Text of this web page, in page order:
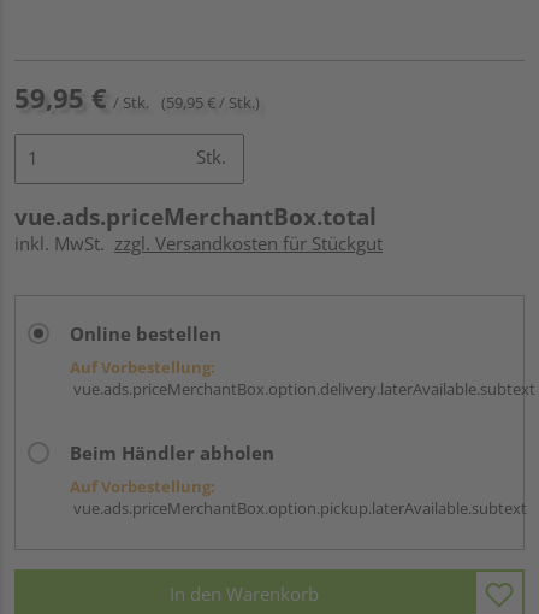
59,95 € / Stk. (59,95 € / Stk.)
Stk.
vue.ads.priceMerchantBox.total
inkl. MwSt. zzgl. Versandkosten für Stückgut
Online bestellen
Auf Vorbestellung:
vue.ads.priceMerchantBox.option.delivery.laterAvailable.subtext
Beim Händler abholen
Auf Vorbestellung:
vue.ads.priceMerchantBox.option.pickup.laterAvailable.subtext
In den Warenkorb